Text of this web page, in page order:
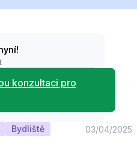
konzultaci pro
Bydliště 03/04/2025